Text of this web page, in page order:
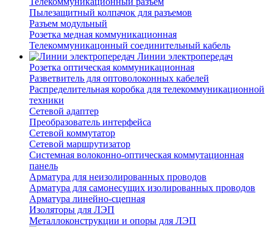
Пылезащитный колпачок для разъемов
Разъем модульный
Розетка медная коммуникационная
Телекоммуникацонный соединительный кабель
Линии электропередач
Розетка оптическая коммуникационная
Разветвитель для оптоволоконных кабелей
Распределительная коробка для телекоммуникационной
техники
Сетевой адаптер
Преобразователь интерфейса
Сетевой коммутатор
Сетевой маршрутизатор
Системная волоконно-оптическая коммутационная
панель
Арматура для неизолированных проводов
Арматура для самонесущих изолированных проводов
Арматура линейно-сцепная
Изоляторы для ЛЭП
Металлоконструкции и опоры для ЛЭП